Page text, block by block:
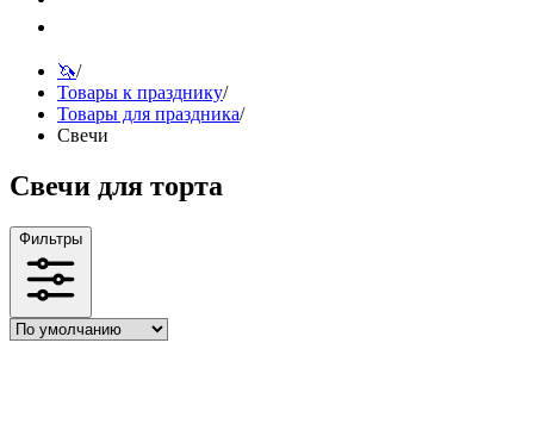
🦄/
Товары к празднику/
Товары для праздника/
Свечи
Свечи для торта
Фильтры